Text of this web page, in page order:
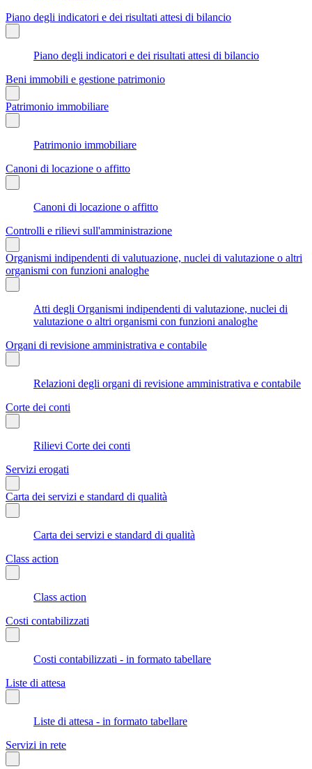
Piano degli indicatori e dei risultati attesi di bilancio
Piano degli indicatori e dei risultati attesi di bilancio
Beni immobili e gestione patrimonio
Patrimonio immobiliare
Patrimonio immobiliare
Canoni di locazione o affitto
Canoni di locazione o affitto
Controlli e rilievi sull'amministrazione
Organismi indipendenti di valutuazione, nuclei di valutazione o altri
organismi con funzioni analoghe
Atti degli Organismi indipendenti di valutazione, nuclei di
valutazione o altri organismi con funzioni analoghe
Organi di revisione amministrativa e contabile
Relazioni degli organi di revisione amministrativa e contabile
Corte dei conti
Rilievi Corte dei conti
Servizi erogati
Carta dei servizi e standard di qualità
Carta dei servizi e standard di qualità
Class action
Class action
Costi contabilizzati
Costi contabilizzati - in formato tabellare
Liste di attesa
Liste di attesa - in formato tabellare
Servizi in rete